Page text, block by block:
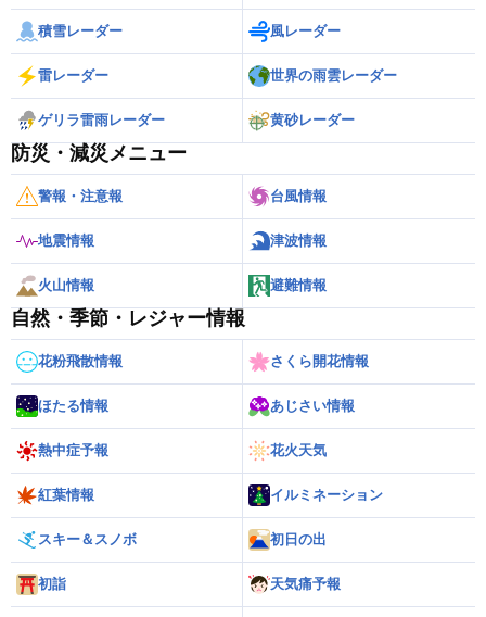
積雪レーダー 風レーダー
雷レーダー 世界の雨雲レーダー
ゲリラ雷雨レーダー 黄砂レーダー
防災・減災メニュー
警報・注意報 台風情報
地震情報 津波情報
火山情報 避難情報
自然・季節・レジャー情報
花粉飛散情報 さくら開花情報
ほたる情報 あじさい情報
熱中症予報 花火天気
紅葉情報 イルミネーション
スキー＆スノボ 初日の出
初詣 天気痛予報